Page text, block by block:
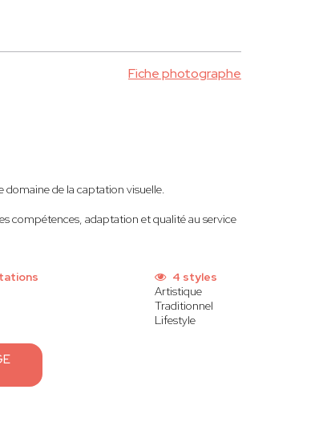
Fiche photographe
domaine de la captation visuelle.
compétences, adaptation et qualité au service
4 styles
Artistique
Traditionnel
Lifestyle